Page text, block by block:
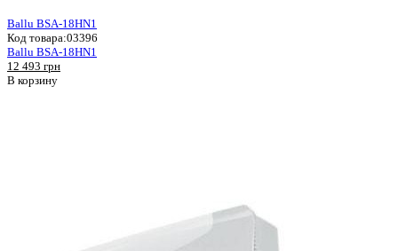
Ballu BSA-18HN1
Код товара:03396
Ballu BSA-18HN1
12 493 грн
В корзину